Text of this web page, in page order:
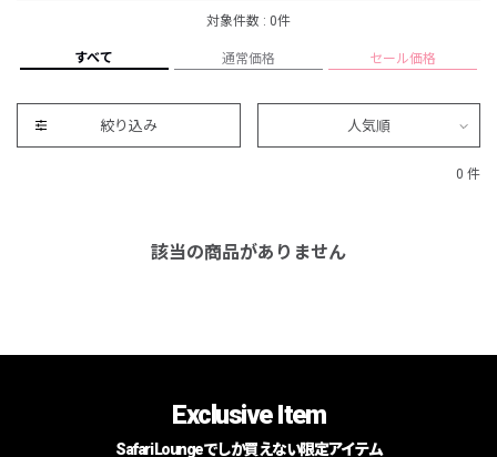
対象件数 : 0件
すべて 通常価格 セール価格
絞り込み 人気順
0 件
該当の商品がありません
Exclusive Item
Safari Loungeでしか買えない限定アイテム